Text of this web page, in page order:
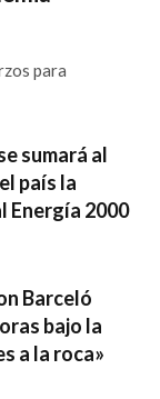
para
sumará al
país la
Energía 2000
Barceló
bajo la
a la roca»